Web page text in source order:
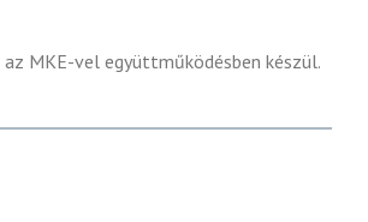
az MKE-vel együttműködésben készül.